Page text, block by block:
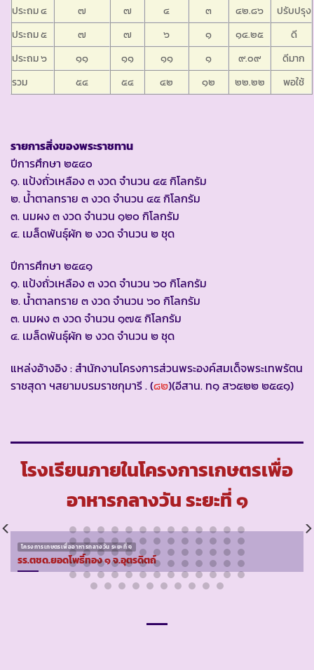
ประถม ๔
๗ ๗ ๔ ๓ ๔๒.๘๖
ปรับปรุง
ประถม ๕
๗ ๗ ๖ ๑ ๑๔.๒๕
ดี
ประถม ๖
๑๑ ๑๑ ๑๑ ๑ ๙.๐๙
ดีมาก
รวม
๕๔ ๕๔ ๔๒ ๑๒ ๒๒.๒๒ พอใช้
รายการสิ่งของพระราชทาน
ปีการศึกษา ๒๕๔๐
๑. แป้งถั่วเหลือง ๓ งวด จำนวน ๔๕ กิโลกรัม
๒. น้ำตาลทราย ๓ งวด จำนวน ๔๕ กิโลกรัม
๓. นมผง ๓ งวด จำนวน ๑๒๐ กิโลกรัม
๔. เมล็ดพันธุ์ผัก ๒ งวด จำนวน ๒ ชุด
ปีการศึกษา ๒๕๔๑
๑. แป้งถั่วเหลือง ๓ งวด จำนวน ๖๐ กิโลกรัม
๒. น้ำตาลทราย ๓ งวด จำนวน ๖๐ กิโลกรัม
๓. นมผง ๓ งวด จำนวน ๑๗๕ กิโลกรัม
๔. เมล็ดพันธุ์ผัก ๒ งวด จำนวน ๒ ชุด
แหล่งอ้างอิง : สำนักงานโครงการส่วนพระองค์สมเด็จพระเทพรัตน
ราชสุดา ฯสยามบรมราชกุมารี . (๘๒)(อีสาน. ท๑ ส๖๕๒๒ ๒๕๔๑)
โรงเรียนภายในโครงการเกษตรเพื่อ
อาหารกลางวัน ระยะที่ ๑
โครงการเกษตรเพื่ออาหารกลางวัน ระยะที่ ๑
รร.ตชด.ยอดโพธิ์ทอง ๑ จ.อุตรดิตถ์